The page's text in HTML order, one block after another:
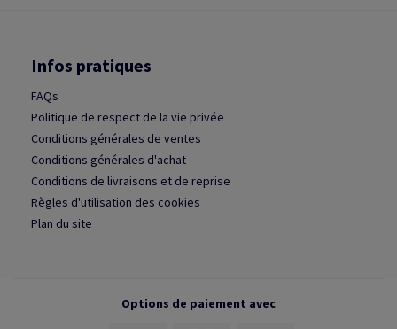
Infos pratiques
FAQs
Politique de respect de la vie privée
Conditions générales de ventes
Conditions générales d'achat
Conditions de livraisons et de reprise
Règles d'utilisation des cookies
Plan du site
Options de paiement avec